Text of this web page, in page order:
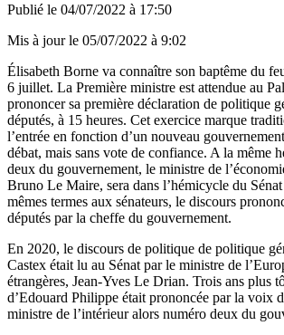
Publié le 04/07/2022 à 17:50
Mis à jour le 05/07/2022 à 9:02
Élisabeth Borne va connaître son baptême du
6 juillet. La Première ministre est attendue au
prononcer sa première déclaration de politique
députés, à 15 heures. Cet exercice marque
l’entrée en fonction d’un nouveau
débat, mais sans vote de confiance. A la même
deux du gouvernement, le ministre de
Bruno Le Maire, sera dans l’hémicycle du
mêmes termes aux sénateurs, le discours
députés par la cheffe du gouvernement.
En 2020, le discours de politique de politique
Castex était lu au Sénat par le ministre de
étrangères, Jean-Yves Le Drian. Trois ans plus
d’Edouard Philippe était prononcée par la voix
ministre de l’intérieur alors numéro deux du